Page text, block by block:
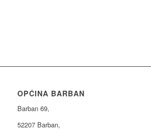
OPĆINA BARBAN
Barban 69,
52207 Barban,